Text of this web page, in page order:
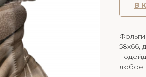
В
58х66,
любое